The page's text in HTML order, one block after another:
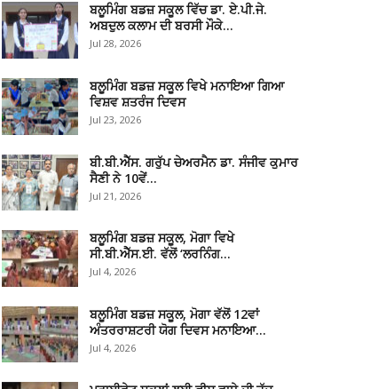
ਬਲੂਮਿੰਗ ਬਡਜ਼ ਸਕੂਲ ਵਿੱਚ ਡਾ. ਏ.ਪੀ.ਜੇ.
ਅਬਦੁਲ ਕਲਾਮ ਦੀ ਬਰਸੀ ਮੌਕੇ…
Jul 28, 2026
ਬਲੂਮਿੰਗ ਬਡਜ਼ ਸਕੂਲ ਵਿਖੇ ਮਨਾਇਆ ਗਿਆ
ਵਿਸ਼ਵ ਸ਼ਤਰੰਜ ਦਿਵਸ
Jul 23, 2026
ਬੀ.ਬੀ.ਐੱਸ. ਗਰੁੱਪ ਚੇਅਰਮੈਨ ਡਾ. ਸੰਜੀਵ ਕੁਮਾਰ
ਸੈਣੀ ਨੇ 10ਵੇਂ…
Jul 21, 2026
ਬਲੂਮਿੰਗ ਬਡਜ਼ ਸਕੂਲ, ਮੋਗਾ ਵਿਖੇ
ਸੀ.ਬੀ.ਐੱਸ.ਈ. ਵੱਲੋਂ ‘ਲਰਨਿੰਗ…
Jul 4, 2026
ਬਲੂਮਿੰਗ ਬਡਜ਼ ਸਕੂਲ, ਮੋਗਾ ਵੱਲੋਂ 12ਵਾਂ
ਅੰਤਰਰਾਸ਼ਟਰੀ ਯੋਗ ਦਿਵਸ ਮਨਾਇਆ…
Jul 4, 2026